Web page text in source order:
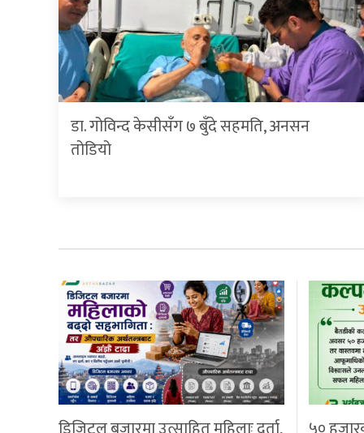
डा. गोविन्द केसीसँग ७ बुँदे सहमति, अनसन
तोडियो